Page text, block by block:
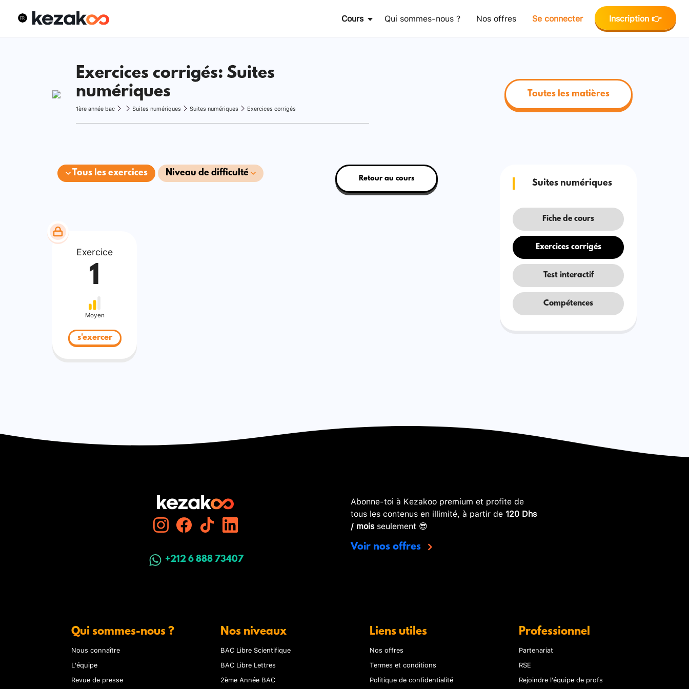
Cours Qui sommes-nous ? Nos offres Se connecter Inscription 👉
Exercices corrigés: Suites
numériques
1ère année bac Suites numériques Suites numériques Exercices corrigés
Toutes les matières
Tous les exercices Niveau de difficulté
Retour au cours
Exercice
1
Moyen
s'exercer
Suites numériques
Fiche de cours
Exercices corrigés
Test interactif
Compétences
+212 6 888 73407
Abonne-toi à Kezakoo premium et profite de
tous les contenus en illimité, à partir de 120 Dhs
/ moisseulement 😎
Voir nos offres
Qui sommes-nous ?
Nous connaître
L'équipe
Revue de presse
Nos niveaux
BAC Libre Scientifique
BAC Libre Lettres
2ème Année BAC
Liens utiles
Nos offres
Termes et conditions
Politique de confidentialité
Professionnel
Partenariat
RSE
Rejoindre l'équipe de profs